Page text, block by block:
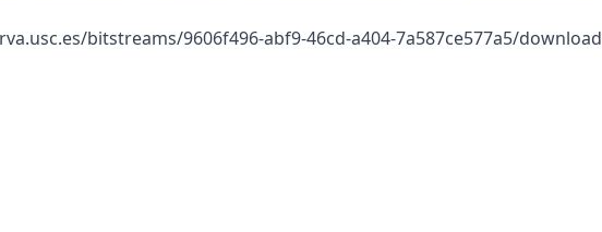
bitstreams/9606f496-abf9-46cd-a404-7a587ce577a5/download